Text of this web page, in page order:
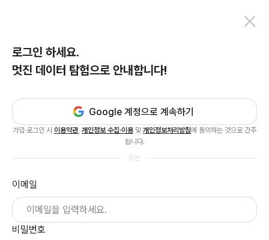
로그인 하세요.
멋진 데이터 탐험으로 안내합니다!
Google 계정으로 계속하기
가입·로그인 시 이용약관, 개인정보 수집·이용및 개인정보처리방침에 동의하는 것으로 간주
됩니다.
또는
이메일
비밀번호